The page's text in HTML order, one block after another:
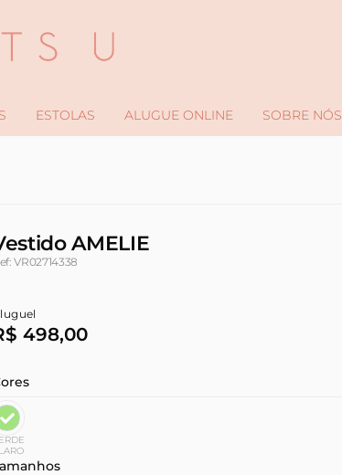
ESTOLAS ALUGUE ONLINE SOBRE NÓS
AMELIE
VR02714338
498,00